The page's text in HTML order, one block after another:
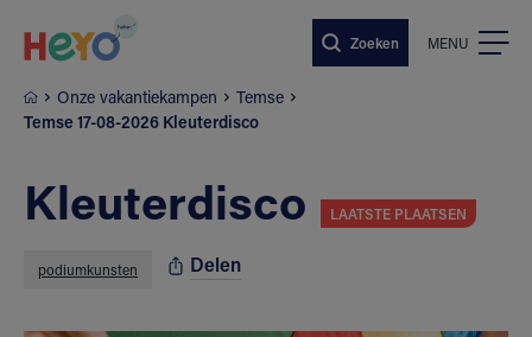
Zoeken MENU
Onze vakantiekampen
Temse
Temse 17-08-2026 Kleuterdisco
Kleuterdisco LAATSTE PLAATSEN
podiumkunsten Delen